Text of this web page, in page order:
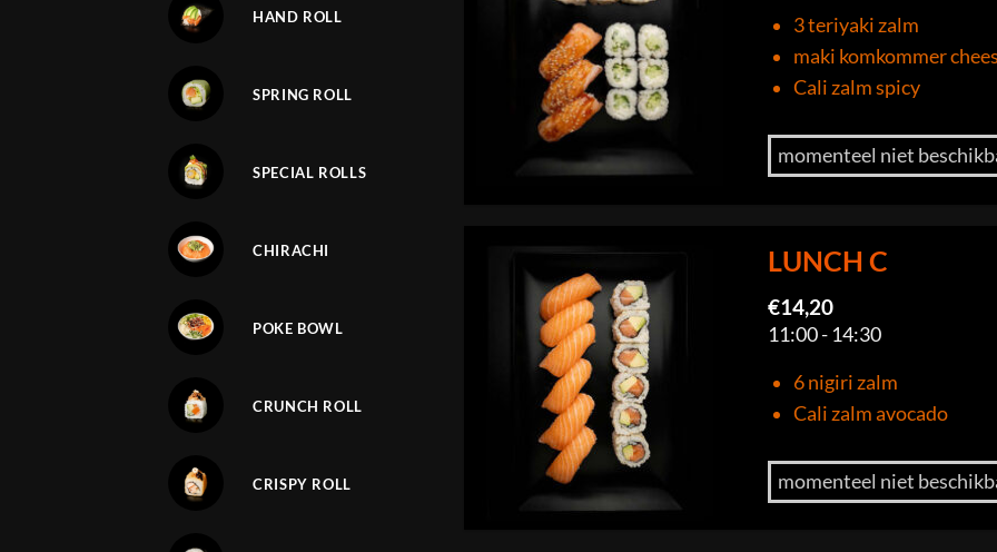
HAND ROLL
SPRING ROLL
SPECIAL ROLLS
CHIRACHI
POKE BOWL
CRUNCH ROLL
CRISPY ROLL
3 teriyaki zalm
maki komkommer
Cali zalm spicy
momenteel niet
LUNCH C
€14,20
11:00 - 14:30
6 nigiri zalm
Cali zalm avocado
momenteel niet